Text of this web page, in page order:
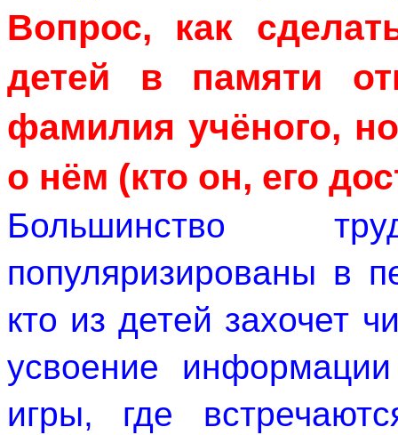
Вопрос, как
детей в памяти
фамилия учёного,
о нём (кто он, его
Большинство
популяризированы в
кто из детей захочет
усвоение
игры, где